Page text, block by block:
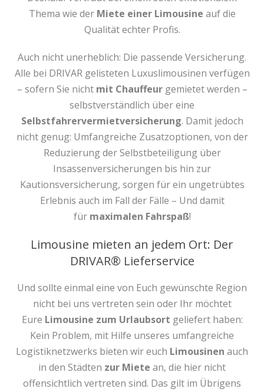
Thema wie der Miete einer Limousine auf die
Qualität echter Profis.
Auch nicht unerheblich: Die passende Versicherung.
Alle bei DRIVAR gelisteten Luxuslimousinen verfügen
– sofern Sie nicht mit Chauffeurgemietet werden –
selbstverständlich über eine
Selbstfahrervermietversicherung. Damit jedoch
nicht genug: Umfangreiche Zusatzoptionen, von der
Reduzierung der Selbstbeteiligung über
Insassenversicherungen bis hin zur
Kautionsversicherung, sorgen für ein ungetrübtes
Erlebnis auch im Fall der Fälle – Und damit
für maximalen Fahrspaß!
Limousine mieten an jedem Ort: Der
DRIVAR® Lieferservice
Und sollte einmal eine von Euch gewünschte Region
nicht bei uns vertreten sein oder Ihr möchtet
Eure Limousine zum Urlaubsort geliefert haben:
Kein Problem, mit Hilfe unseres umfangreiche
Logistiknetzwerks bieten wir euch Limousinen auch
in den Städten zur Miete an, die hier nicht
offensichtlich vertreten sind. Das gilt im Übrigens